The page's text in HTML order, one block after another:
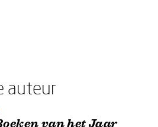
auteur
van het Jaar